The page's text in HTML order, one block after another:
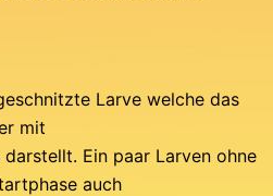
Larve welche das
mit
Ein paar Larven ohne
auch